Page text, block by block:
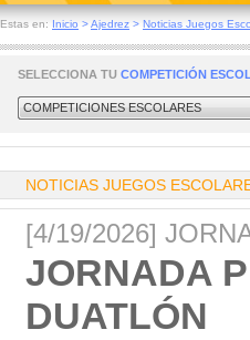
Estas en: Inicio >Ajedrez > Noticias Juegos
SELECCIONA TU COMPETICIÓN
COMPETICIONES ESCOLARES
NOTICIAS JUEGOS
[4/19/2026]
JORNADA
DUATLÓN